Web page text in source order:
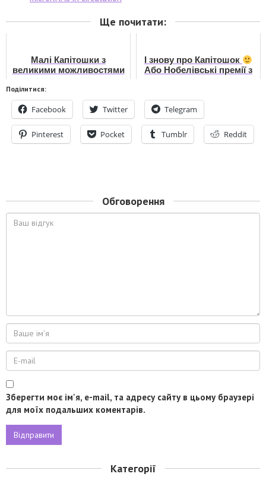
Ще почитати:
Малі Капітошки з
великими можливостями
І знову про Капітошок
Або Нобелівські премії з
Поділитися:
Facebook Twitter Telegram
Pinterest Pocket Tumblr Reddit
Обговорення
Зберегти моє ім'я, e-mail, та адресу сайту в цьому браузері
для моїх подальших коментарів.
Категорії